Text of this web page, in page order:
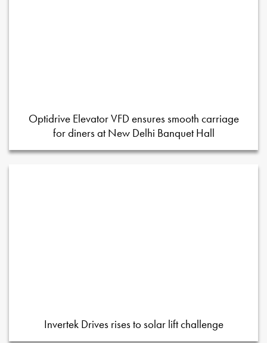
Optidrive Elevator VFD ensures smooth carriage
for diners at New Delhi Banquet Hall
Invertek Drives rises to solar lift challenge